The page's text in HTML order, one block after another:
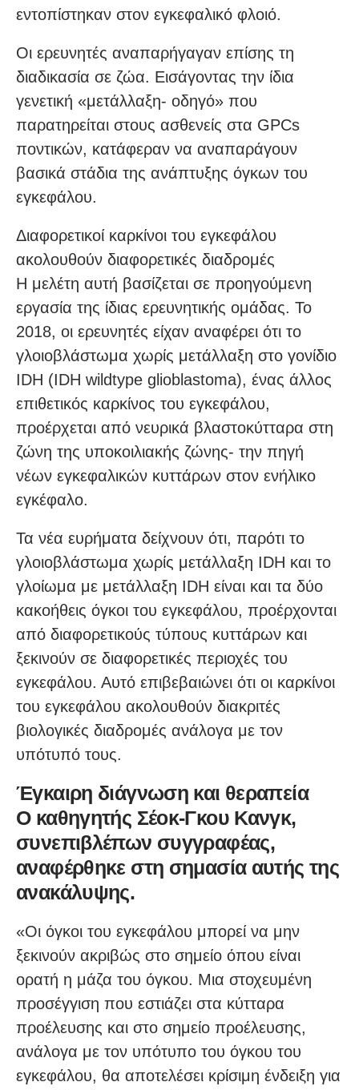
εντοπίστηκαν στον εγκεφαλικό φλοιό.
Οι ερευνητές αναπαρήγαγαν επίσης τη
διαδικασία σε ζώα. Εισάγοντας την ίδια
γενετική «μετάλλαξη- οδηγό» που
παρατηρείται στους ασθενείς στα GPCs
ποντικών, κατάφεραν να αναπαράγουν
βασικά στάδια της ανάπτυξης όγκων του
εγκεφάλου.
Διαφορετικοί καρκίνοι του εγκεφάλου
ακολουθούν διαφορετικές διαδρομές
Η μελέτη αυτή βασίζεται σε προηγούμενη
εργασία της ίδιας ερευνητικής ομάδας. Το
2018, οι ερευνητές είχαν αναφέρει ότι το
γλοιοβλάστωμα χωρίς μετάλλαξη στο γονίδιο
IDH (IDH wildtype glioblastoma), ένας άλλος
επιθετικός καρκίνος του εγκεφάλου,
προέρχεται από νευρικά βλαστοκύτταρα στη
ζώνη της υποκοιλιακής ζώνης- την πηγή
νέων εγκεφαλικών κυττάρων στον ενήλικο
εγκέφαλο.
Τα νέα ευρήματα δείχνουν ότι, παρότι το
γλοιοβλάστωμα χωρίς μετάλλαξη IDH και το
γλοίωμα με μετάλλαξη IDH είναι και τα δύο
κακοήθεις όγκοι του εγκεφάλου, προέρχονται
από διαφορετικούς τύπους κυττάρων και
ξεκινούν σε διαφορετικές περιοχές του
εγκεφάλου. Αυτό επιβεβαιώνει ότι οι καρκίνοι
του εγκεφάλου ακολουθούν διακριτές
βιολογικές διαδρομές ανάλογα με τον
υπότυπό τους.
Έγκαιρη διάγνωση και θεραπεία
Ο καθηγητής Σέοκ-Γκου Κανγκ,
συνεπιβλέπων συγγραφέας,
αναφέρθηκε στη σημασία αυτής της
ανακάλυψης.
«Οι όγκοι του εγκεφάλου μπορεί να μην
ξεκινούν ακριβώς στο σημείο όπου είναι
ορατή η μάζα του όγκου. Μια στοχευμένη
προσέγγιση που εστιάζει στα κύτταρα
προέλευσης και στο σημείο προέλευσης,
ανάλογα με τον υπότυπο του όγκου του
εγκεφάλου, θα αποτελέσει κρίσιμη ένδειξη για